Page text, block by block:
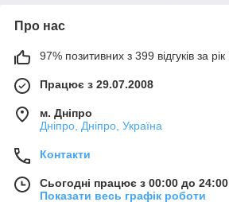
Про нас
97% позитивних з 399 відгуків за рік
Працює з 29.07.2008
м. Дніпро
Дніпро, Дніпро, Україна
Контакти
Сьогодні працює з 00:00 до 24:00
Показати весь графік роботи